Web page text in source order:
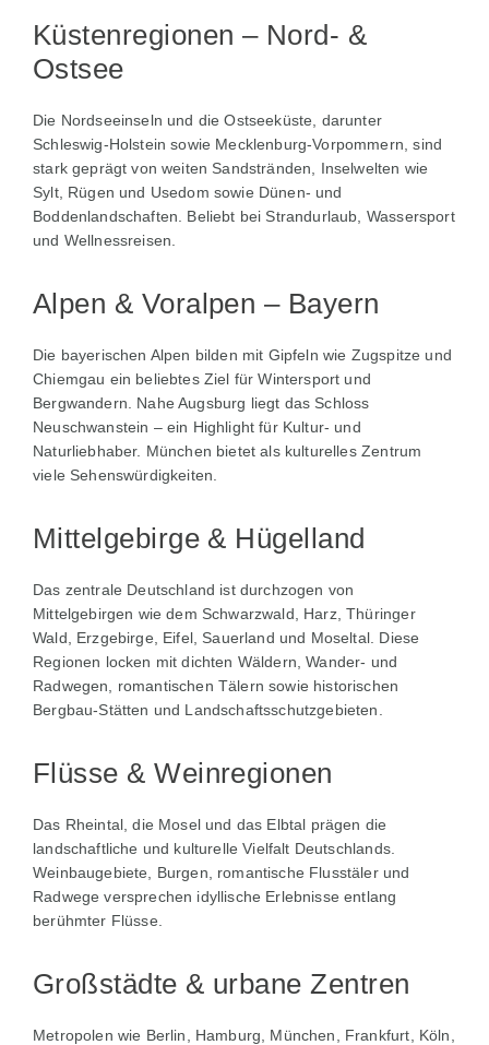
Küstenregionen – Nord- &
Ostsee
Die Nordseeinseln und die Ostseeküste, darunter
Schleswig‑Holstein sowie Mecklenburg‑Vorpommern, sind
stark geprägt von weiten Sandstränden, Insel­welten wie
Sylt, Rügen und Usedom sowie Dünen- und
Boddenlandschaften. Beliebt bei Strandurlaub, Wassersport
und Wellnessreisen.
Alpen & Voralpen – Bayern
Die bayerischen Alpen bilden mit Gipfeln wie Zugspitze und
Chiemgau ein beliebtes Ziel für Wintersport und
Bergwandern. Nahe Augsburg liegt das Schloss
Neuschwanstein – ein Highlight für Kultur- und
Naturliebhaber. München bietet als kulturelles Zentrum
viele Sehenswürdigkeiten.
Mittelgebirge & Hügelland
Das zentrale Deutschland ist durchzogen von
Mittelgebirgen wie dem Schwarzwald, Harz, Thüringer
Wald, Erzgebirge, Eifel, Sauerland und Moseltal. Diese
Regionen locken mit dichten Wäldern, Wander- und
Radwegen, romantischen Tälern sowie historischen
Bergbau-Stätten und Landschaftsschutz­gebieten.
Flüsse & Weinregionen
Das Rheintal, die Mosel und das Elbtal prägen die
landschaftliche und kulturelle Vielfalt Deutschlands.
Weinbaugebiete, Burgen, romantische Flusstäler und
Radwege versprechen idyllische Erlebnisse entlang
berühmter Flüsse.
Großstädte & urbane Zentren
Metropolen wie Berlin, Hamburg, München, Frankfurt, Köln,